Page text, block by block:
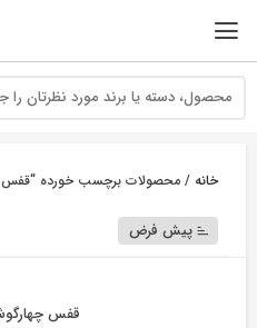
خانه / محصولات برچسب خورده “قفس
پیش فرض
قفس